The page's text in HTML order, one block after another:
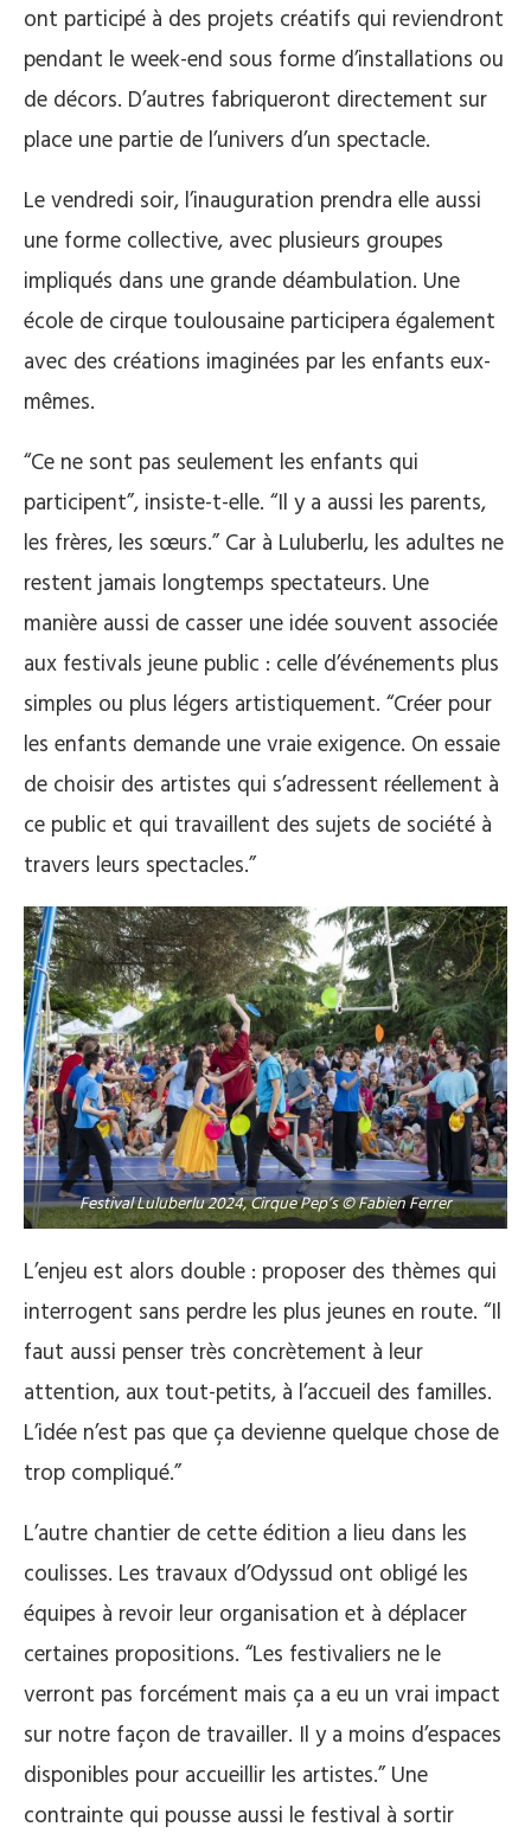
ont participé à des projets créatifs qui reviendront
pendant le week-end sous forme d’installations ou
de décors. D’autres fabriqueront directement sur
place une partie de l’univers d’un spectacle.
Le vendredi soir, l’inauguration prendra elle aussi
une forme collective, avec plusieurs groupes
impliqués dans une grande déambulation. Une
école de cirque toulousaine participera également
avec des créations imaginées par les enfants eux-
mêmes.
“Ce ne sont pas seulement les enfants qui
participent”, insiste-t-elle. “Il y a aussi les parents,
les frères, les sœurs.”Car à Luluberlu, les adultes ne
restent jamais longtemps spectateurs. Une
manière aussi de casser une idée souvent associée
aux festivals jeune public : celle d’événements plus
simples ou plus légers artistiquement. “Créer pour
les enfants demande une vraie exigence. On essaie
de choisir des artistes qui s’adressent réellement à
ce public et qui travaillent des sujets de société à
travers leurs spectacles.”
Festival Luluberlu 2024, Cirque Pep’s © Fabien Ferrer
L’enjeu est alors double : proposer des thèmes qui
interrogent sans perdre les plus jeunes en route. “Il
faut aussi penser très concrètement à leur
attention, aux tout-petits, à l’accueil des familles.
L’idée n’est pas que ça devienne quelque chose de
trop compliqué.”
L’autre chantier de cette édition a lieu dans les
coulisses. Les travaux d’Odyssud ont obligé les
équipes à revoir leur organisation et à déplacer
certaines propositions. “Les festivaliers ne le
verront pas forcément mais ça a eu un vrai impact
sur notre façon de travailler. Il y a moins d’espaces
disponibles pour accueillir les artistes.”Une
contrainte qui pousse aussi le festival à sortir